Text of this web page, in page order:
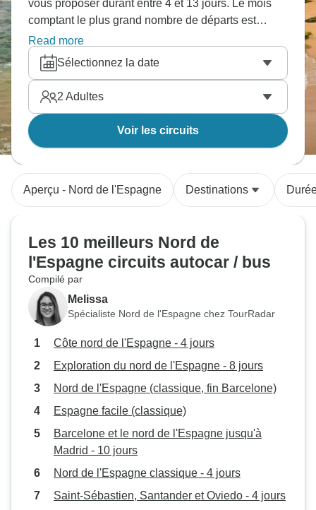
vous proposer durant entre 4 et 13 jours. Le mois
comptant le plus grand nombre de départs est
Septembre, c'est aussi le moment de l'année le plus
apprécié des voyageurs.
Read more
Sélectionnez la date
2 Adultes
Voir les circuits
Aperçu - Nord de l'Espagne Destinations
Les 10 meilleurs Nord de
l'Espagne circuits autocar / bus
Compilé par
Melissa
Spécialiste Nord de l'Espagne chez TourRadar
Côte nord de l'Espagne - 4 jours
Exploration du nord de l'Espagne - 8 jours
Nord de l'Espagne (classique, fin Barcelone)
Espagne facile (classique)
Barcelone et le nord de l'Espagne jusqu'à
Madrid - 10 jours
Nord de l'Espagne classique - 4 jours
Saint-Sébastien, Santander et Oviedo - 4 jours